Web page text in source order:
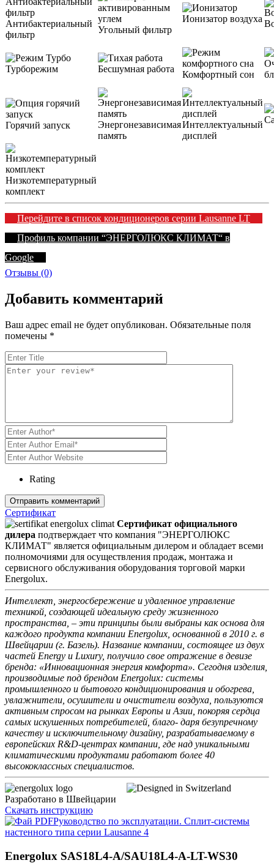
Антибактериальный
фильтр
Угольный фильтр
Ионизатор воздуха
Турборежим Бесшумная работа
Комфортный сон
Горячий запуск
Энергонезависимая
память
Интеллектуальный
дисплей
Низкотемпературный
комплект
Перейдите в список кондиционеров серии Lausanne LT
Профиль компании “ЭНЕРГОЛЮКС КЛИМАТ“ в
Google
Отзывы (0)
Добавить комментарий
Ваш адрес email не будет опубликован. Обязательные поля
помечены *
Rating
Сертификат
Сертификат официального
дилера подтверждает что компания "ЭНЕРГОЛЮКС
КЛИМАТ" является официальным дилером и обладает всеми
полномочиями для осуществления продаж, монтажа и
сервисного обслуживания оборудования торговой марки
Energolux.
Интеллект, энергосбережение и удаленное управление
техникой, создающей идеальную среду жизненного
пространства, – эти принципы были выбраны как основа для
каждого продукта компании Energolux, основанной в 2010 г. в
Швейцарии (г. Базель). Название компании, состоящее из двух
частей Energy и Luxury, получило свое отражение в девизе
бренда: «Инновационная энергия комфорта». Сегодня изделия,
производимые под брендом Energolux: системы
промышленного и бытового кондиционирования и обогрева,
увлажнители, осушители и очистители воздуха, пользуются
активным спросом на рынках Европы и Азии, покоряя сердца
самых искушенных потребителей, благо- даря безупречному
качеству и исключительному дизайну, разрабатываемому в
европейских R&D-центрах компании, где над уникальными
климатическими продуктами работают более 40
высококлассных специалистов.
Разработано в Швейцарии
Скачать инструкцию
Руководство по эксплуатации. Сплит-системы
настенного типа серии Lausanne 4
Energolux SAS18L4-A/SAU18L4-A-LT-WS30